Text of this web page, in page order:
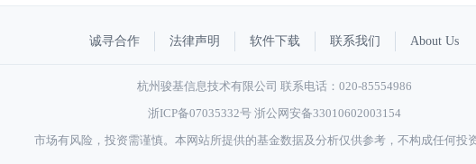
诚寻合作 法律声明 软件下载 联系我们 About Us
杭州骏基信息技术有限公司 联系电话：020-85554986
浙ICP备07035332号 浙公网安备33010602003154
市场有风险，投资需谨慎。本网站所提供的基金数据及分析仅供参考，不构成任何投资